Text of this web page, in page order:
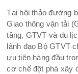
Tại hội thảo đường
Giao thông vận tải
tầng, GTVT và du
lãnh đạo Bộ GTVT
ưu tiên hàng đầu
cơ chế đột phá xây